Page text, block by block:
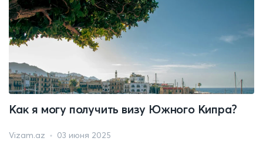
Как я могу получить визу Южного Кипра?
Vizam.az 03 июня 2025